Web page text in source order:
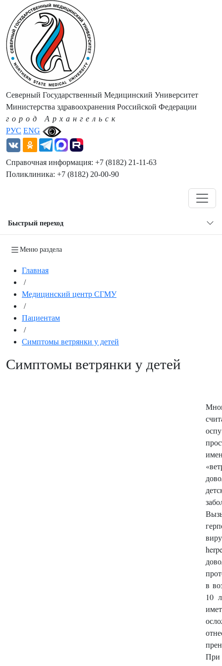
РУС ENG
Северный Государственный Медицинский Университет
Министерства здравоохранения Российской Федерации
город Архангельск
Справочная информация: +7 (8182) 21-11-63
Поликлиника: +7 (8182) 20-00-90
Быстрый переход
Меню раздела
Главная
/
Медицинский центр СГМУ
/
Пациентам
/
Симптомы ветрянки у детей
Симптомы ветрянки у детей
в
10